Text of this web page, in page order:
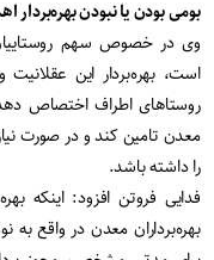
بومی بودن یا نبودن بهره‌بردار
وی در خصوص سهم
است، بهره‌بردار این عقلانیت
روستاهای اطراف اختصاص
معدن تامین کند و در صورت
را داشته باشد.
فدایی فروتن افزود: اینکه
بهره‌برداران معدن در واقع به